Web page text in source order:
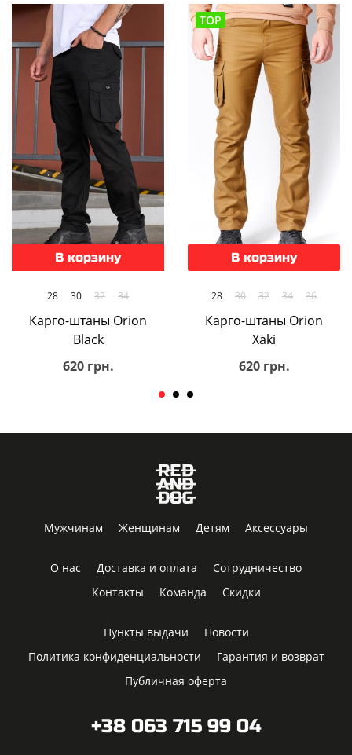
В корзину
28 30 32 34
Карго-штаны Orion
Black
620 грн.
TOP
В корзину
28 30 32 34 36
Карго-штаны Orion
Xaki
620 грн.
Мужчинам Женщинам Детям Аксессуары
О нас Доставка и оплата
Сотрудничество
Контакты
Команда Скидки
Пункты выдачи
Новости
Политика конфиденциальности
Гарантия и возврат
Публичная оферта
+38 063 715 99 04